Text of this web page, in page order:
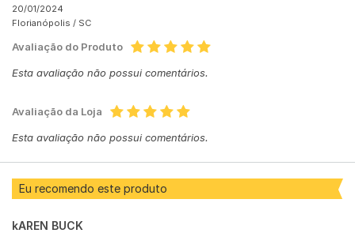
20/01/2024
Florianópolis / SC
Avaliação do Produto
Esta avaliação não possui comentários.
Avaliação da Loja
Esta avaliação não possui comentários.
Eu recomendo este produto
kAREN BUCK